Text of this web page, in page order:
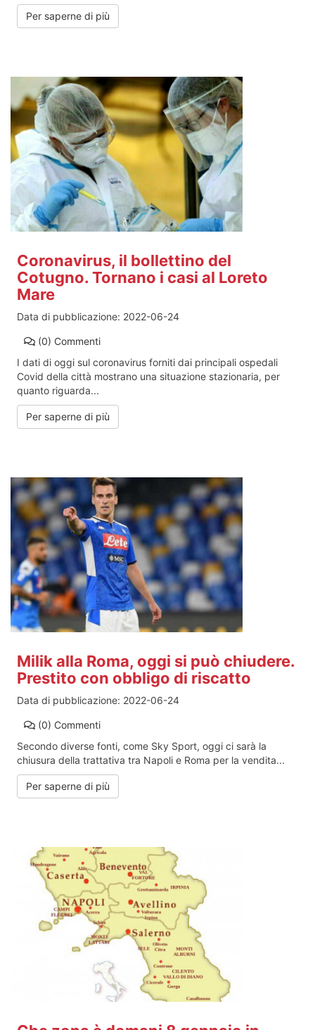
Per saperne di più
Coronavirus, il bollettino del
Cotugno. Tornano i casi al Loreto
Mare
Data di pubblicazione: 2022-06-24
(0) Commenti
I dati di oggi sul coronavirus forniti dai principali ospedali
Covid della città mostrano una situazione stazionaria, per
quanto riguarda...
Per saperne di più
Milik alla Roma, oggi si può chiudere.
Prestito con obbligo di riscatto
Data di pubblicazione: 2022-06-24
(0) Commenti
Secondo diverse fonti, come Sky Sport, oggi ci sarà la
chiusura della trattativa tra Napoli e Roma per la vendita...
Per saperne di più